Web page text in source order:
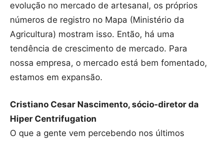
evolução no mercado de artesanal, os próprios
números de registro no Mapa (Ministério da
Agricultura) mostram isso. Então, há uma
tendência de crescimento de mercado. Para
nossa empresa, o mercado está bem fomentado,
estamos em expansão.
Cristiano Cesar Nascimento, sócio-diretor da
Hiper Centrifugation
O que a gente vem percebendo nos últimos